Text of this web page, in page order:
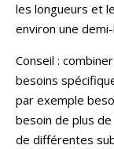
les longueurs et
environ une
Conseil :
besoins
par exemple
besoin de plus
de différentes